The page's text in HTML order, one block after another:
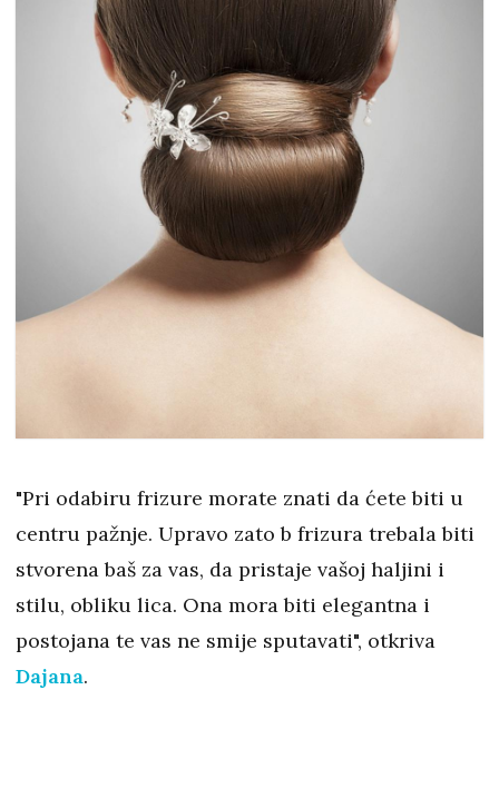
"Pri odabiru frizure morate znati da ćete biti u
centru pažnje. Upravo zato b frizura trebala biti
stvorena baš za vas, da pristaje vašoj haljini i
stilu, obliku lica. Ona mora biti elegantna i
postojana te vas ne smije sputavati", otkriva
Dajana.